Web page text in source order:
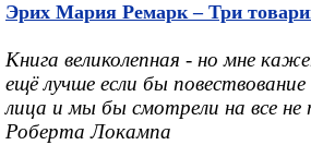
Эрих Мария Ремарк – Три
Книга великолепная - но мне
ещё лучше если бы
лица и мы бы смотрели на все не
Роберта Локампа